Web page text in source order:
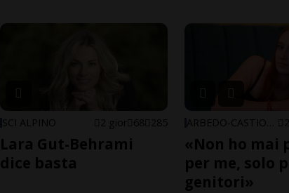
SCI ALPINO 2 gior 68 285
Lara Gut-Behrami
dice basta
«Non ho mai
per me, solo
genitori»